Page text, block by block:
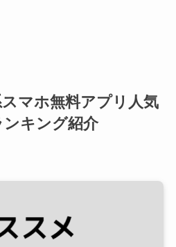
マホ無料アプリ人気
キング紹介